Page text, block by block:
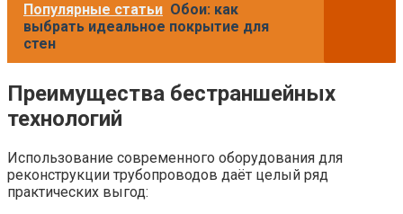
Популярные статьи Обои: как
выбрать идеальное покрытие для
стен
Преимущества бестраншейных
технологий
Использование современного оборудования для
реконструкции трубопроводов даёт целый ряд
практических выгод: